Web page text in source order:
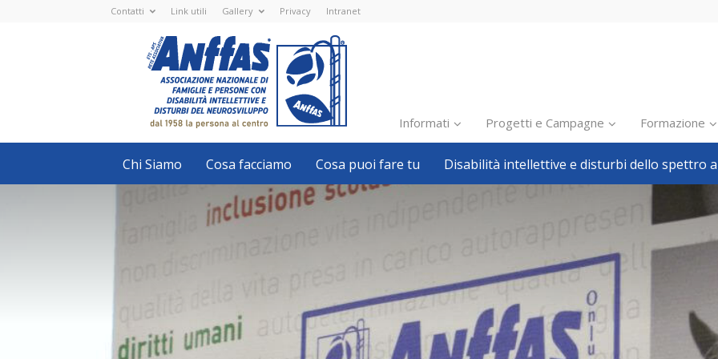
Contatti Link utili Gallery Privacy Intranet
Nazionale
ETS
-
APS
Associazione
Nazionale
di
Famiglie
e
con
disabilità
intellettive
neurosviluppo
Informati
Inclusione scolastica
Inclusione lavorativa
Politiche sociali
Pillole
Formazione
Avvisi, bandi
Welfare locale
Progetti e Campagne Formazione
Chi Siamo Cosa facciamo Cosa puoi fare tu Disabilità intellettive e disturbi dello spettro